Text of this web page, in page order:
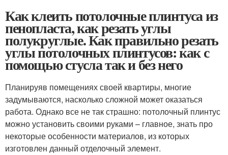
Как клеить потолочные плинтуса из
пенопласта, как резать углы
полукруглые. Как правильно резать
углы потолочных плинтусов: как с
помощью стусла так и без него
Планируяв помещениях своей квартиры, многие
задумываются, насколько сложной может оказаться
работа. Однако все не так страшно: потолочный плинтус
можно установить своими руками – главное, знать про
некоторые особенности материалов, из которых
изготовлен данный отделочный элемент.